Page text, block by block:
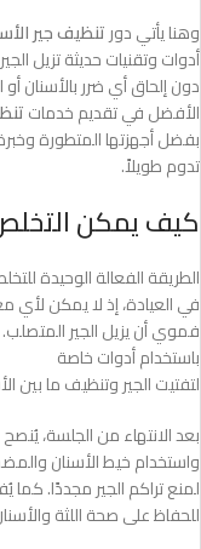
وهنا يأتي دورتنظيف جير
أدوات وتقنيات حديثة تزيل
دون إلحاق أي ضرر بالأسنان
الأفضل في تقديم خدمات
بفضل أجهزتها المتطورة
تدوم طويلاً.
كيف يمكن
الطريقة الفعالة الوحيدة
في العيادة، إذ لا يمكن
فموي أن يزيل الجير
باستخدام أدوات خاصة
لتفتيت الجير وتنظيف ما بين
بعد الانتهاء من الجلسة،
واستخدام خيط الأسنان
لمنع تراكم الجير مجددًا. كما
للحفاظ على صحة اللثة